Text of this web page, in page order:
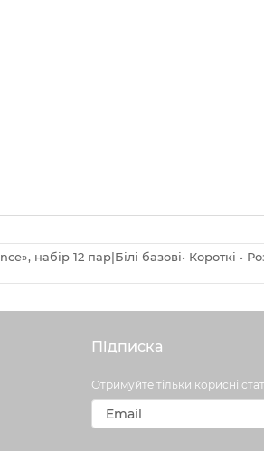
набір 12 пар|Білі базові• Короткі •
Підписка
Отримуйте тільки корисні